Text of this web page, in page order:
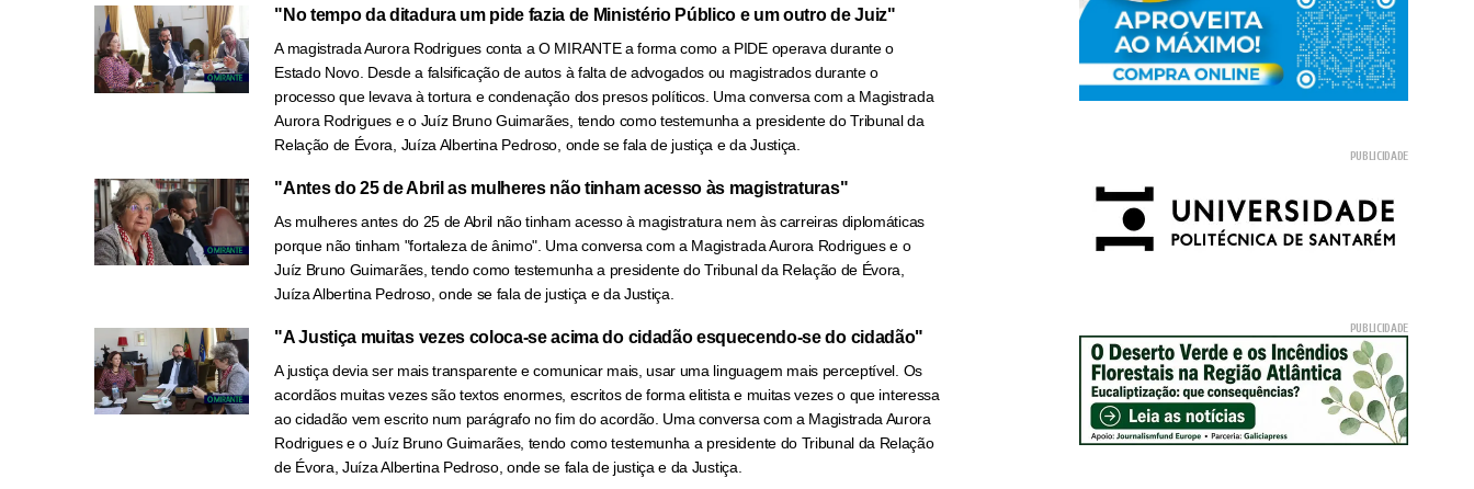
"No tempo da ditadura um pide fazia de Ministério Público e um outro de Juiz"
A magistrada Aurora Rodrigues conta a O MIRANTE a forma como a PIDE operava durante o
Estado Novo. Desde a falsificação de autos à falta de advogados ou magistrados durante o
processo que levava à tortura e condenação dos presos políticos. Uma conversa com a Magistrada
Aurora Rodrigues e o Juíz Bruno Guimarães, tendo como testemunha a presidente do Tribunal da
Relação de Évora, Juíza Albertina Pedroso, onde se fala de justiça e da Justiça.
"Antes do 25 de Abril as mulheres não tinham acesso às magistraturas"
As mulheres antes do 25 de Abril não tinham acesso à magistratura nem às carreiras diplomáticas
porque não tinham "fortaleza de ânimo". Uma conversa com a Magistrada Aurora Rodrigues e o
Juíz Bruno Guimarães, tendo como testemunha a presidente do Tribunal da Relação de Évora,
Juíza Albertina Pedroso, onde se fala de justiça e da Justiça.
"A Justiça muitas vezes coloca-se acima do cidadão esquecendo-se do cidadão"
A justiça devia ser mais transparente e comunicar mais, usar uma linguagem mais perceptível. Os
acordãos muitas vezes são textos enormes, escritos de forma elitista e muitas vezes o que interessa
ao cidadão vem escrito num parágrafo no fim do acordão. Uma conversa com a Magistrada Aurora
Rodrigues e o Juíz Bruno Guimarães, tendo como testemunha a presidente do Tribunal da Relação
de Évora, Juíza Albertina Pedroso, onde se fala de justiça e da Justiça.